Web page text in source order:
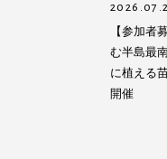
【参加者
む半島最
に植える
開催